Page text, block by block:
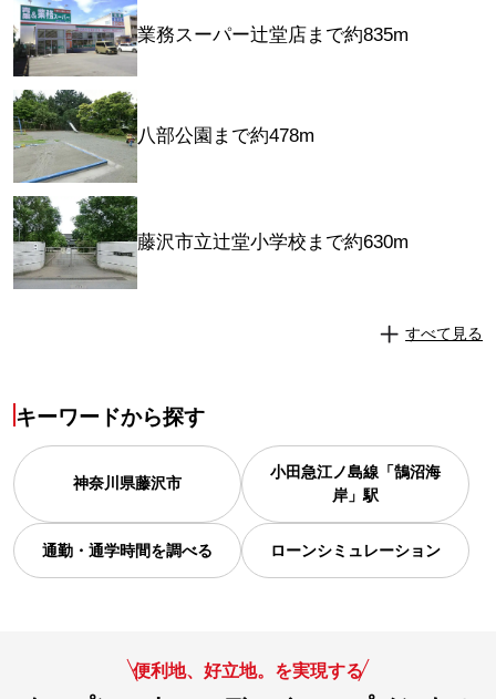
業務スーパー辻堂店まで約835m
八部公園まで約478m
藤沢市立辻堂小学校まで約630m
すべて見る
キーワードから探す
神奈川県藤沢市
小田急江ノ島線「鵠沼海
岸」駅
通勤・通学時間を調べる ローンシミュレーション
便利地、好立地。を実現する